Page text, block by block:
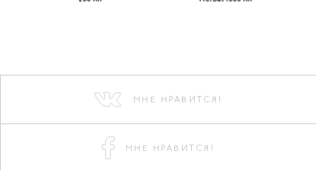
МНЕ НРАВИТСЯ!
МНЕ НРАВИТСЯ!